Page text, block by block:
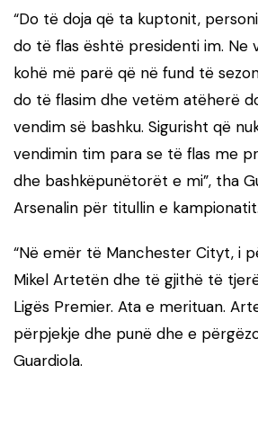
“Do të doja që ta kuptonit,
do të flas është presidenti im. Ne
kohë më parë që në fund të
do të flasim dhe vetëm atëherë
vendim së bashku. Sigurisht që
vendimin tim para se të flas me
dhe bashkëpunëtorët e mi”, tha
Arsenalin për titullin e kampionatit.
“Në emër të Manchester Cityt, i
Mikel Artetën dhe të gjithë të
Ligës Premier. Ata e merituan.
përpjekje dhe punë dhe e
Guardiola.